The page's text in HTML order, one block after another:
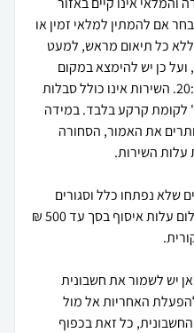
אם להמתין למלאי זמין או
כל תיאום מראש, למעט
כן יש להימצא במקום
האספקה בטווח השעות 20:00-08:00. השירות אינו כולל סבלות
לקומת קרקע בלבד. במידה
את האמור, הסחורה
שלא נפתחו כלל וסגורים
לחלוטין באריזתם המקורית ובתשלום עלות איסוף בסך עד 500 ₪
יש לשמור את חשבונית
האחריות אל מול
הפקת החשבונית, כל זאת בכפוף